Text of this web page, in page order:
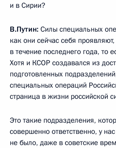
и в Сирии?
В.Путин: Силы специальных
как они сейчас себя
в течение последнего года, то
Хотя и КСОР создавался из
подготовленных
специальных операций
страница в жизни российской
Это такие подразделения,
совершенно ответственно, у
не было, даже в советские